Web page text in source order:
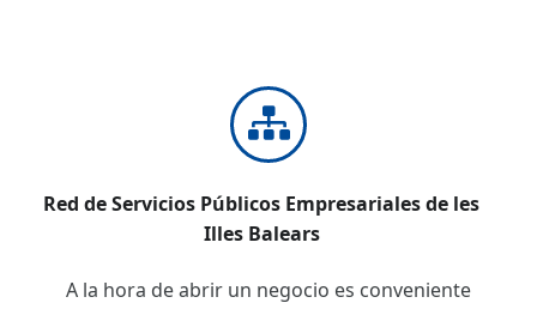
Red de Servicios Públicos Empresariales de les
Illes Balears
A la hora de abrir un negocio es conveniente